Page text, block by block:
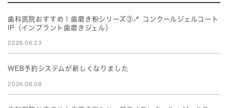
歯科医院おすすめ！歯磨き粉シリーズ③🪥 コンクールジェルコート
IP（インプラント歯磨きジェル）
2026.06.23
WEB予約システムが新しくなりました
2026.06.08